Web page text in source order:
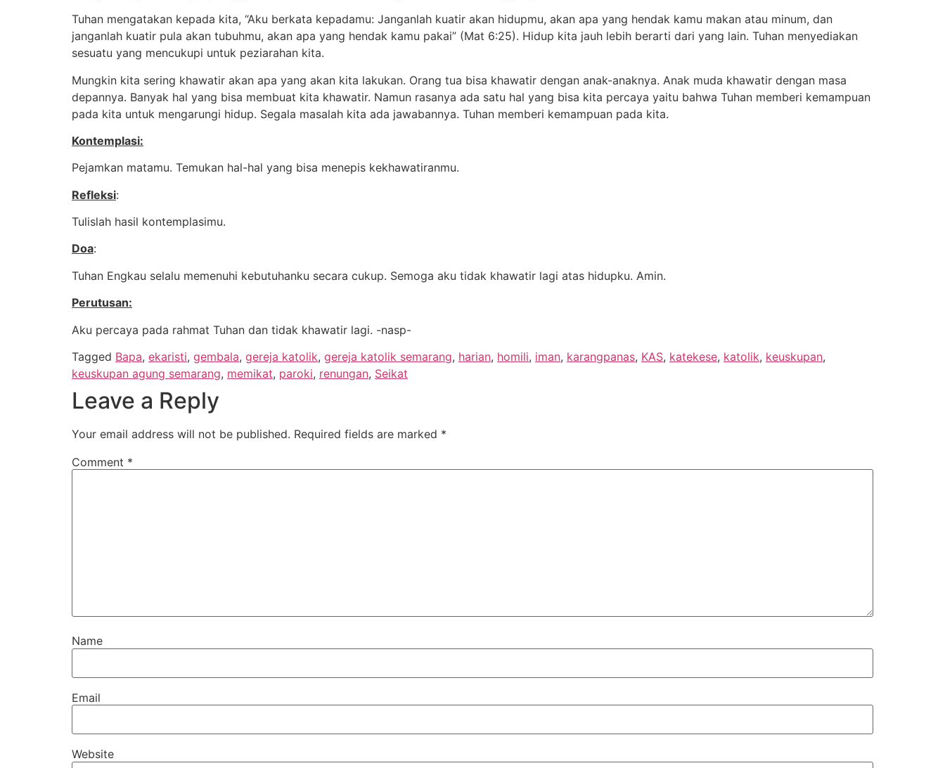
Tuhan mengatakan kepada kita, “Aku berkata kepadamu: Janganlah kuatir akan hidupmu, akan apa yang hendak kamu makan atau minum, dan
janganlah kuatir pula akan tubuhmu, akan apa yang hendak kamu pakai” (Mat 6:25). Hidup kita jauh lebih berarti dari yang lain. Tuhan menyediakan
sesuatu yang mencukupi untuk peziarahan kita.
Mungkin kita sering khawatir akan apa yang akan kita lakukan. Orang tua bisa khawatir dengan anak-anaknya. Anak muda khawatir dengan masa
depannya. Banyak hal yang bisa membuat kita khawatir. Namun rasanya ada satu hal yang bisa kita percaya yaitu bahwa Tuhan memberi kemampuan
pada kita untuk mengarungi hidup. Segala masalah kita ada jawabannya. Tuhan memberi kemampuan pada kita.
Kontemplasi:
Pejamkan matamu. Temukan hal-hal yang bisa menepis kekhawatiranmu.
Refleksi:
Tulislah hasil kontemplasimu.
Doa:
Tuhan Engkau selalu memenuhi kebutuhanku secara cukup. Semoga aku tidak khawatir lagi atas hidupku. Amin.
Perutusan:
Aku percaya pada rahmat Tuhan dan tidak khawatir lagi. -nasp-
Tagged Bapa, ekaristi, gembala, gereja katolik, gereja katolik semarang, harian, homili, iman, karangpanas, KAS, katekese, katolik, keuskupan,
keuskupan agung semarang, memikat, paroki, renungan, Seikat
Leave a Reply
Your email address will not be published. Required fields are marked *
Comment *
Name
Email
Website